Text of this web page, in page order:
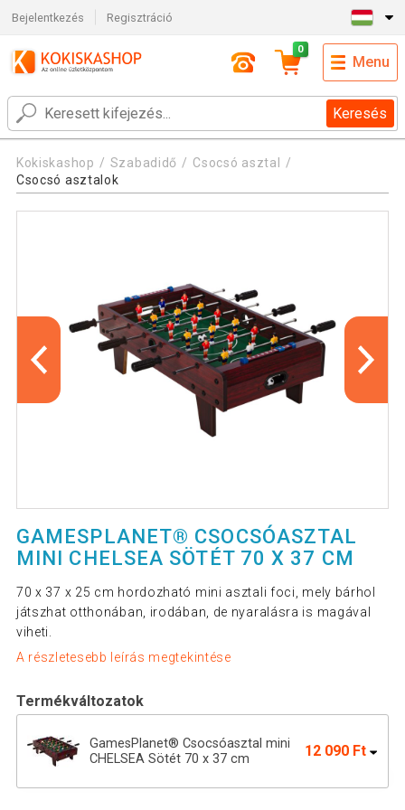
Bejelentkezés Regisztráció
Keresés
0
Menu
Kokiskashop Szabadidő
Csocsó asztal
Csocsó asztalok
GAMESPLANET® CSOCSÓASZTAL
MINI CHELSEA SÖTÉT 70 X 37 CM
70 x 37 x 25 cm hordozható mini asztali foci, mely bárhol
játszhat otthonában, irodában, de nyaralásra is magával
viheti.
A részletesebb leírás megtekintése
Termékváltozatok
GamesPlanet® Csocsóasztal mini
CHELSEA Sötét 70 x 37 cm
12 090 Ft